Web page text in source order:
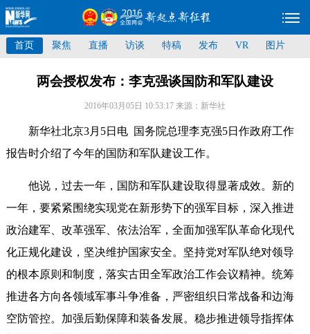
首页 聚焦 直播 访谈 特稿 发布 VR 图片
两会授权发布：李克强谈国防和军队建设
2016年03月05日 10:53:17 来源：新华社
新华社北京3月5日电 国务院总理李克强5日作政府工作
报告时介绍了今年的国防和军队建设工作。
他说，过去一年，国防和军队建设取得显著成效。新的
一年，要紧紧围绕实现党在新形势下的强军目标，深入推进
政治建军、改革强军、依法治军，全面加强军队革命化现代
化正规化建设，坚决维护国家安全。坚持党对军队绝对领导
的根本原则和制度，落实古田全军政治工作会议精神。统筹
推进各方向各领域军事斗争准备，严密组织日常战备和边海
空防管控。加强后勤保障和装备发展。稳步推进领导指挥体